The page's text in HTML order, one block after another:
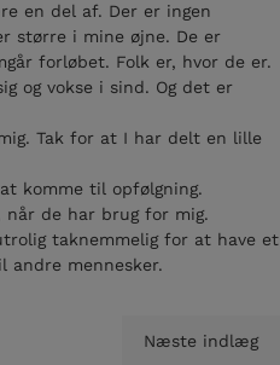
en del af. Der er ingen
større i mine øjne. De er
forløbet. Folk er, hvor de er.
og vokse i sind. Og det er
Tak for at I har delt en lille
komme til opfølgning.
de har brug for mig.
taknemmelig for at have et
andre mennesker.
Næste indlæg